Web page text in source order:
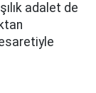
adalet de